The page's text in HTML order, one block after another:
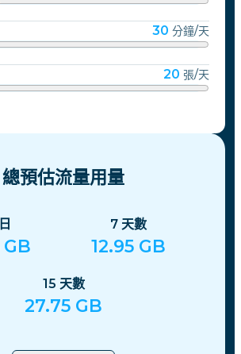
30 分鐘/天
20 張/天
總預估流量用量
GB
7 天數
12.95 GB
15 天數
27.75 GB